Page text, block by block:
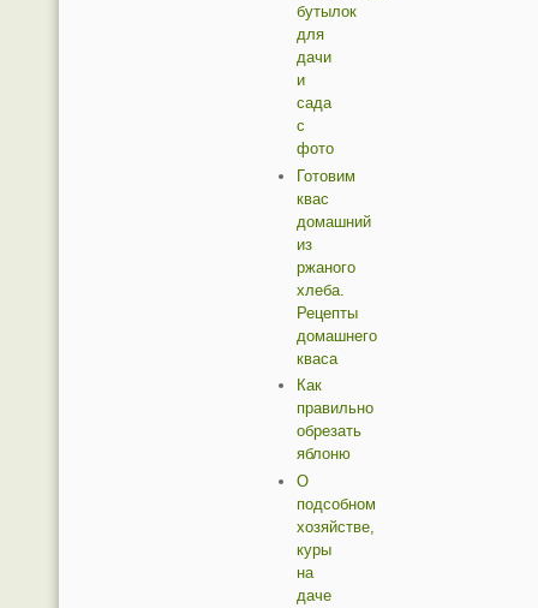
бутылок
для
дачи
и
сада
с
фото
Готовим
квас
домашний
из
ржаного
хлеба.
Рецепты
домашнего
кваса
Как
правильно
обрезать
яблоню
О
подсобном
хозяйстве,
куры
на
даче